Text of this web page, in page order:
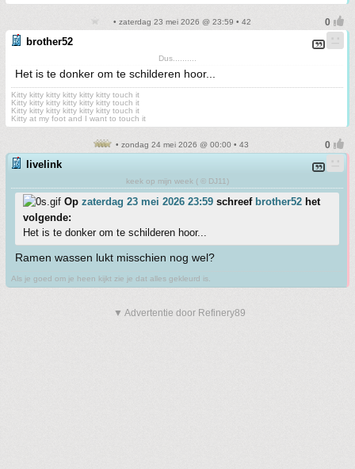
• zaterdag 23 mei 2026 @ 23:59 • 42
brother52
Dus..........
Het is te donker om te schilderen hoor...
Kitty kitty kitty kitty kitty kitty touch it
Kitty kitty kitty kitty kitty kitty touch it
Kitty kitty kitty kitty kitty kitty touch it
Kitty at my foot and I want to touch it
• zondag 24 mei 2026 @ 00:00 • 43
livelink
keek op mijn week ( © DJ11)
Op zaterdag 23 mei 2026 23:59 schreef brother52 het
volgende:
Het is te donker om te schilderen hoor...
Ramen wassen lukt misschien nog wel?
Als je goed om je heen kijkt zie je dat alles gekleurd is.
▼ Advertentie door Refinery89